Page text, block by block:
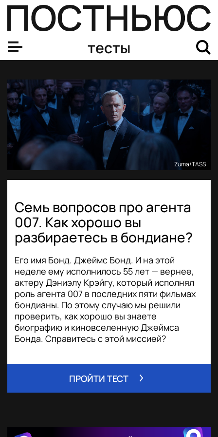
тесты
Zuma/TASS
Семь вопросов про агента
007. Как хорошо вы
разбираетесь в бондиане?
Его имя Бонд. Джеймс Бонд. И на этой
неделе ему исполнилось 55 лет — вернее,
актеру Дэниэлу Крэйгу, который исполнял
роль агента 007 в последних пяти фильмах
бондианы. По этому случаю мы решили
проверить, как хорошо вы знаете
биографию и киновселенную Джеймса
Бонда. Справитесь с этой миссией?
ПРОЙТИ ТЕСТ